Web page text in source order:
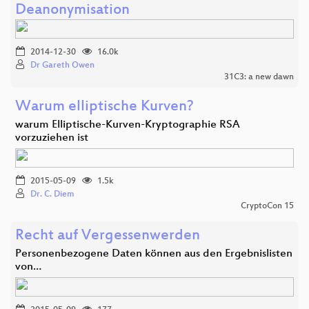
Deanonymisation
2014-12-30
16.0k
Dr Gareth Owen
31C3: a new dawn
Warum elliptische Kurven?
warum Elliptische-Kurven-Kryptographie RSA
vorzuziehen ist
2015-05-09
1.5k
Dr. C. Diem
CryptoCon 15
Recht auf Vergessenwerden
Personenbezogene Daten können aus den Ergebnislisten
von…